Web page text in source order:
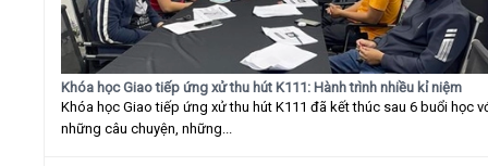
Khóa học Giao tiếp ứng xử thu hút K111: Hành trình nhiều kỉ niệm
Khóa học Giao tiếp ứng xử thu hút K111 đã kết thúc sau 6 buổi học
những câu chuyện, những...